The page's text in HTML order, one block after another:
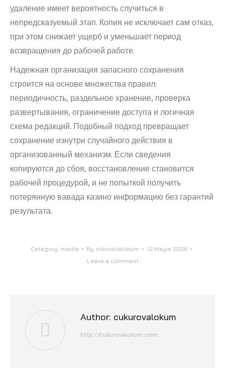
удаление имеет вероятность случиться в
непредсказуемый этап. Копия не исключает сам отказ,
при этом снижает ущерб и уменьшает период
возвращения до рабочей работе.
Надежная организация запасного сохранения
строится на основе множества правил:
периодичность, раздельное хранение, проверка
развертывания, ограничение доступа и логичная
схема редакций. Подобный подход превращает
сохранение изнутри случайного действия в
организованный механизм. Если сведения
копируются до сбоя, восстановление становится
рабочей процедурой, и не попыткой получить
потерянную вавада казино информацию без гарантий
результата.
Category: media By cukurovalokum
12 Mayıs 2026
Leave a comment
Author: cukurovalokum
http://cukurovalokum.com